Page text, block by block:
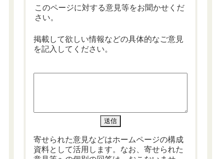
このページに対する意見等をお聞かせくだ
さい。
掲載して欲しい情報などの具体的なご意見
を記入してください。
寄せられた意見などはホームページの構成
資料として活用します。なお、寄せられた